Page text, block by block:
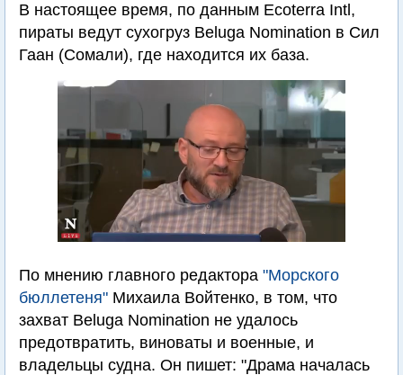
В настоящее время, по данным Ecoterra Intl,
пираты ведут сухогруз Beluga Nomination в Сил
Гаан (Сомали), где находится их база.
По мнению главного редактора "Морского
бюллетеня" Михаила Войтенко, в том, что
захват Beluga Nomination не удалось
предотвратить, виноваты и военные, и
владельцы судна. Он пишет: "Драма началась